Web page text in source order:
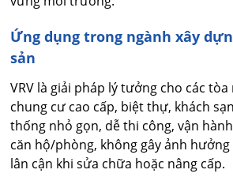
Ứng dụng trong ngành xây
sản
VRV là giải pháp lý tưởng cho các
chung cư cao cấp, biệt thự, khách
thống nhỏ gọn, dễ thi công, vận
căn hộ/phòng, không gây ảnh hưởng
lân cận khi sửa chữa hoặc nâng cấp.